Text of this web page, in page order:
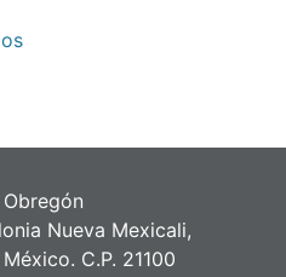
Nueva Mexicali,
C.P. 21100